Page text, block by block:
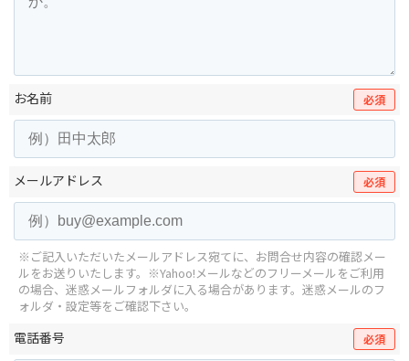
お名前 必須
メールアドレス 必須
※ご記入いただいたメールアドレス宛てに、お問合せ内容の確認メー
ルをお送りいたします。 ※Yahoo!メールなどのフリーメールをご利用
の場合、迷惑メールフォルダに入る場合があります。 迷惑メールのフ
ォルダ・設定等をご確認下さい。
電話番号 必須